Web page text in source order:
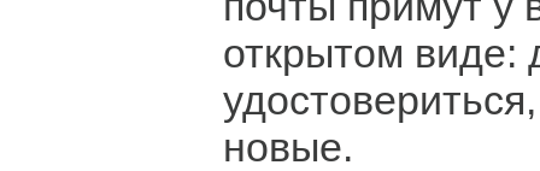
открытом виде:
новые.